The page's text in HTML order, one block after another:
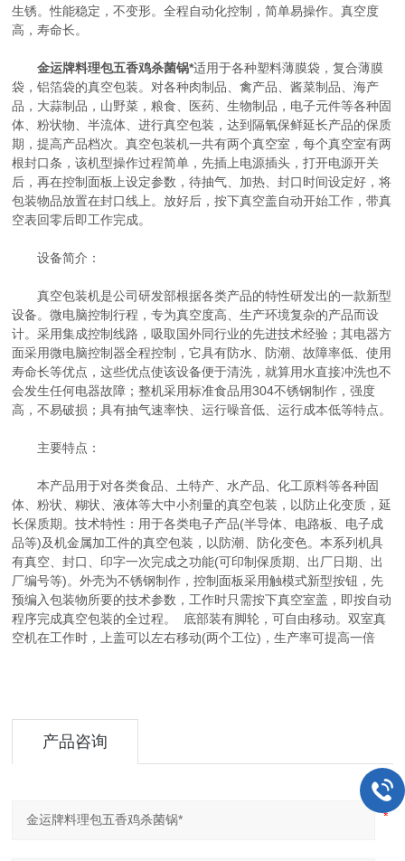
生锈。性能稳定，不变形。全程自动化控制，简单易操作。真空度
高，寿命长。
金运牌料理包五香鸡杀菌锅*适用于各种塑料薄膜袋，复合薄膜
袋，铝箔袋的真空包装。对各种肉制品、禽产品、酱菜制品、海产
品，大蒜制品，山野菜，粮食、医药、生物制品，电子元件等各种固
体、粉状物、半流体、进行真空包装，达到隔氧保鲜延长产品的保质
期，提高产品档次。真空包装机一共有两个真空室，每个真空室有两
根封口条，该机型操作过程简单，先插上电源插头，打开电源开关
后，再在控制面板上设定参数，待抽气、加热、封口时间设定好，将
包装物品放置在封口线上。放好后，按下真空盖自动开始工作，带真
空表回零后即工作完成。
设备简介：
真空包装机是公司研发部根据各类产品的特性研发出的一款新型
设备。微电脑控制行程，专为真空度高、生产环境复杂的产品而设
计。采用集成控制线路，吸取国外同行业的先进技术经验；其电器方
面采用微电脑控制器全程控制，它具有防水、防潮、故障率低、使用
寿命长等优点，这些优点使该设备便于清洗，就算用水直接冲洗也不
会发生任何电器故障；整机采用标准食品用304不锈钢制作，强度
高，不易破损；具有抽气速率快、运行噪音低、运行成本低等特点。
主要特点：
本产品用于对各类食品、土特产、水产品、化工原料等各种固
体、粉状、糊状、液体等大中小剂量的真空包装，以防止化变质，延
长保质期。技术特性：用于各类电子产品(半导体、电路板、电子成
品等)及机金属加工件的真空包装，以防潮、防化变色。本系列机具
有真空、封口、印字一次完成之功能(可印制保质期、出厂日期、出
厂编号等)。外壳为不锈钢制作，控制面板采用触模式新型按钮，先
预编入包装物所要的技术参数，工作时只需按下真空室盖，即按自动
程序完成真空包装的全过程。 底部装有脚轮，可自由移动。双室真
空机在工作时，上盖可以左右移动(两个工位)，生产率可提高一倍
产品咨询